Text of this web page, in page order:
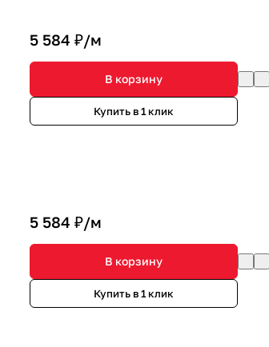
5 584 ₽/м
В корзину
Купить в 1 клик
5 584 ₽/м
В корзину
Купить в 1 клик